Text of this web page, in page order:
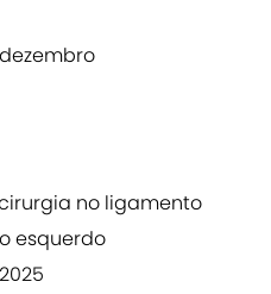
dezembro
no ligamento
esquerdo
2025